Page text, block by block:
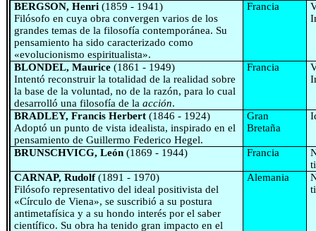
BERGSON, Henri(1859 - 1941)
Filósofo en cuya obra convergen varios de los
grandes temas de la filosofía contemporánea. Su
pensamiento ha sido caracterizado como
«evolucionismo espiritualista».
Francia
BLONDEL, Maurice(1861 - 1949)
Intentó reconstruir la totalidad de la realidad sobre
la base de la voluntad, no de la razón, para lo cual
desarrolló una filosofía de la acción.
Francia
BRADLEY, Francis Herbert(1846 - 1924)
Adoptó un punto de vista idealista, inspirado en el
pensamiento de Guillermo Federico Hegel.
Gran
Bretaña
BRUNSCHVICG, León(1869 - 1944) Francia
CARNAP, Rudolf(1891 - 1970)
Filósofo representativo del ideal positivista del
«Círculo de Viena», se suscribió a su postura
antimetafísica y a su hondo interés por el saber
científico. Su obra ha tenido gran impacto en el
Alemania